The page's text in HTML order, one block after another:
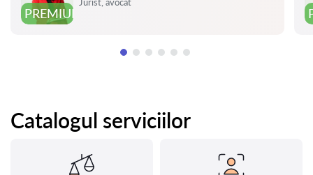
PREMIUM
Jurist, avocat
Catalogul serviciilor